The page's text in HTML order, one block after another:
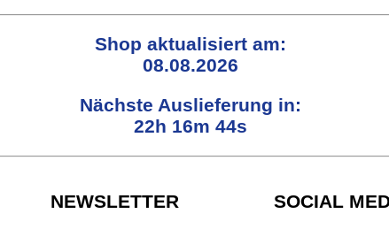
Shop aktualisiert am:
08.08.2026
Nächste Auslieferung in:
22h 16m 43s
NEWSLETTER SOCIAL